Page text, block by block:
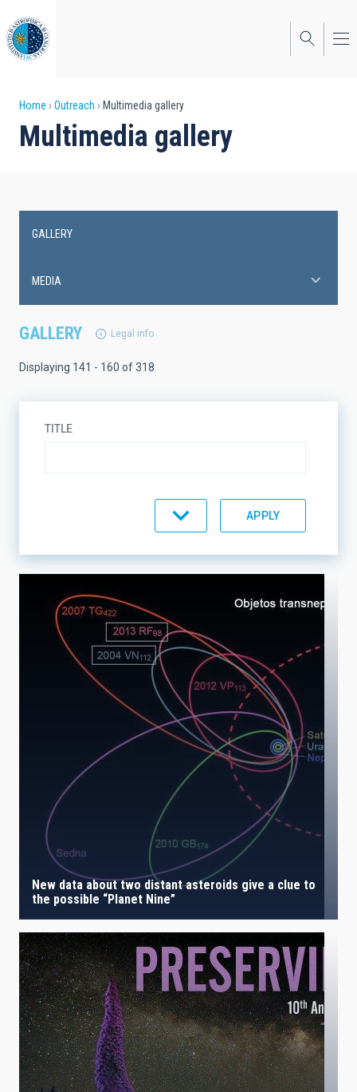
to
main
content
Breadcrumb
Home Outreach Multimedia gallery
Multimedia gallery
GALLERY Legal info
Displaying 141 - 160 of 318
TITLE
LINES OF INSTRUMENTATION
ASTROPHYSICAL
AUTHORED ON SORT BY
New data about two distant asteroids give a clue to
the possible “Planet Nine”
navigation
GALLERY
MEDIA